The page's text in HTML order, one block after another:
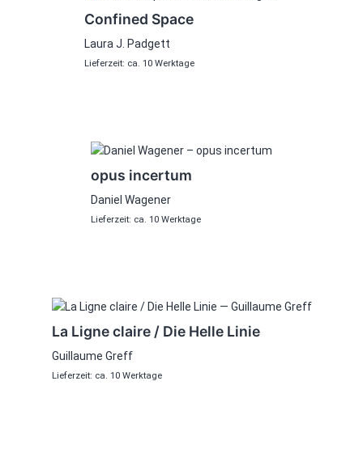
Confined Space
Laura J. Padgett
Lieferzeit: ca. 10 Werktage
opus incertum
Daniel Wagener
Lieferzeit: ca. 10 Werktage
La Ligne claire / Die Helle Linie
Guillaume Greff
Lieferzeit: ca. 10 Werktage
Dieses
Produkt
mehrere
Varianten